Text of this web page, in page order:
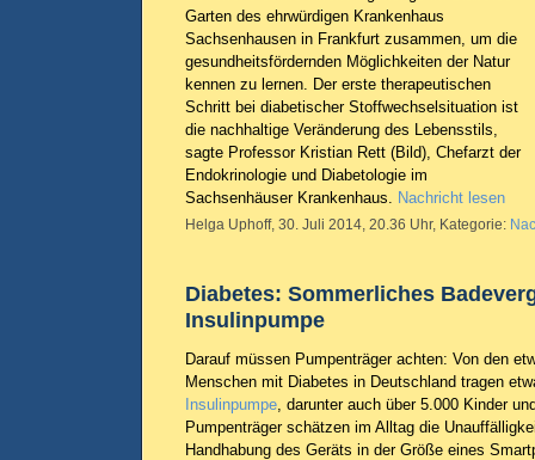
Garten des ehrwürdigen Krankenhaus
Sachsenhausen in Frankfurt zusammen, um die
gesundheitsfördernden Möglichkeiten der Natur
kennen zu lernen. Der erste therapeutischen
Schritt bei diabetischer Stoffwechselsituation ist
die nachhaltige Veränderung des Lebensstils,
sagte Professor Kristian Rett (Bild), Chefarzt der
Endokrinologie und Diabetologie im
Sachsenhäuser Krankenhaus. Nachricht lesen
Helga Uphoff, 30. Juli 2014, 20.36 Uhr, Kategorie:
Diabetes: Sommerliches
Insulinpumpe
Darauf müssen Pumpenträger achten: Von den
Menschen mit Diabetes in Deutschland tragen
Insulinpumpe, darunter auch über 5.000 Kinder
Pumpenträger schätzen im Alltag die
Handhabung des Geräts in der Größe eines